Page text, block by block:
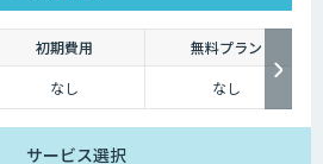
初期費用
無料プラン
なし なし
サービス選択